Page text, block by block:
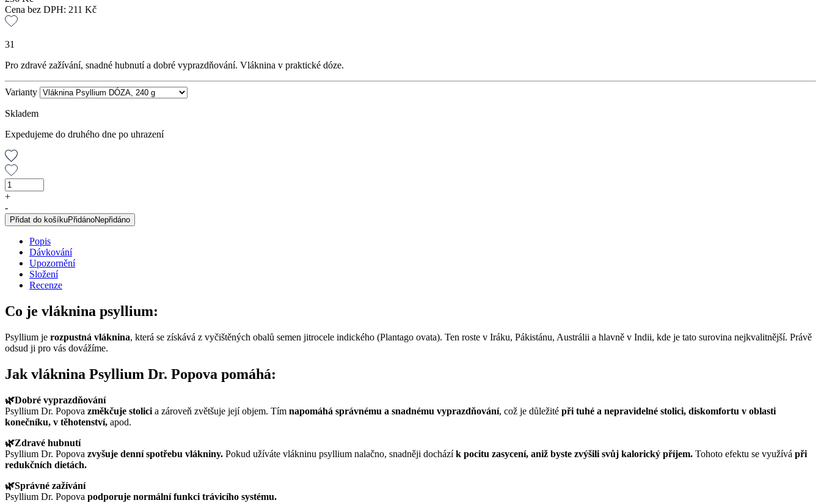
Cena bez DPH: 211 Kč
31
Pro zdravé zažívání, snadné hubnutí a dobré vyprazdňování. Vláknina v praktické dóze.
Varianty
Skladem
Expedujeme do druhého dne po uhrazení
Vláknina
Psyllium
DÓZA,
240
g
množství
+
-
Přidat do košíkuPřidánoNepřidáno
Popis
Dávkování
Upozornění
Složení
Recenze
Co je vláknina psyllium:
Psyllium je rozpustná vláknina, která se získává z vyčištěných obalů semen jitrocele indického (Plantago ovata). Ten roste v Iráku, Pákistánu, Austrálii a hlavně v Indii, kde je tato surovina nejkvalitnější. Právě
odsud ji pro vás dovážíme.
Jak vláknina Psyllium Dr. Popova pomáhá:
🌿Dobré vyprazdňování
Psyllium Dr. Popova změkčuje stolici a zároveň zvětšuje její objem. Tím napomáhá správnému a snadnému vyprazdňování, což je důležité při tuhé a nepravidelné stolici, diskomfortu v oblasti
konečníku, v těhotenství, apod.
🌿Zdravé hubnutí
Psyllium Dr. Popova zvyšuje denní spotřebu vlákniny. Pokud užíváte vlákninu psyllium nalačno, snadněji docházík pocitu zasycení, aniž byste zvýšili svůj kalorický příjem. Tohoto efektu se využívá při
redukčních dietách.
🌿Správné zažívání
Psyllium Dr. Popova podporuje normální funkci trávicího systému.